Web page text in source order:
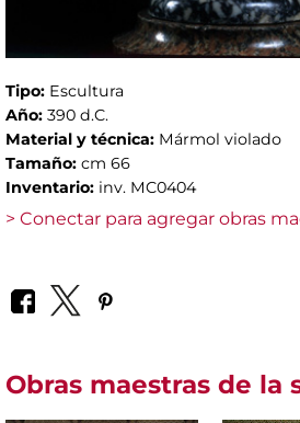
Tipo: Escultura
Año: 390 d.C.
Material y técnica: Mármol violado
Tamaño: cm 66
Inventario: inv. MC0404
> Conectar para agregar obras
Obras maestras de la